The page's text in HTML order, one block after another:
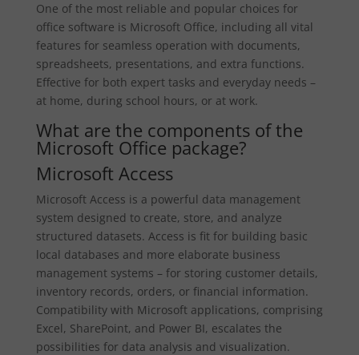
One of the most reliable and popular choices for
office software is Microsoft Office, including all vital
features for seamless operation with documents,
spreadsheets, presentations, and extra functions.
Effective for both expert tasks and everyday needs –
at home, during school hours, or at work.
What are the components of the
Microsoft Office package?
Microsoft Access
Microsoft Access is a powerful data management
system designed to create, store, and analyze
structured datasets. Access is fit for building basic
local databases and more elaborate business
management systems – for storing customer details,
inventory records, orders, or financial information.
Compatibility with Microsoft applications, comprising
Excel, SharePoint, and Power BI, escalates the
possibilities for data analysis and visualization.